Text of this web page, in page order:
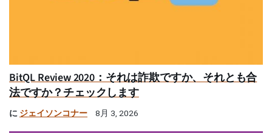
BitQL Review 2020：それは詐欺ですか、それとも合
法ですか？チェックします
に ジェイソンコナー 8月 3, 2026